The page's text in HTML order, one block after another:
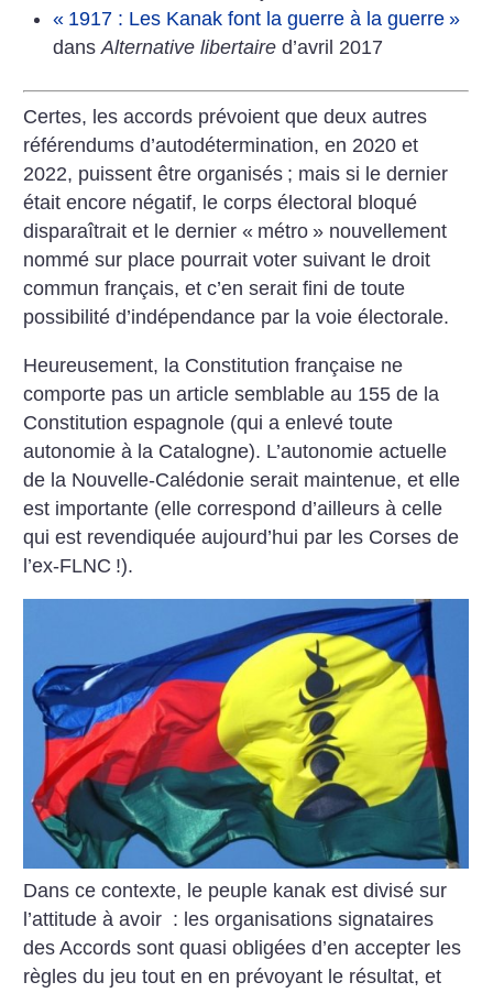
« 1917 : Les Kanak font la guerre à la guerre »
dans Alternative libertaired’avril 2017
Certes, les accords prévoient que deux autres
référendums d’autodétermination, en 2020 et
2022, puissent être organisés ; mais si le dernier
était encore négatif, le corps électoral bloqué
disparaîtrait et le dernier « métro » nouvellement
nommé sur place pourrait voter suivant le droit
commun français, et c’en serait fini de toute
possibilité d’indépendance par la voie électorale.
Heureusement, la Constitution française ne
comporte pas un article semblable au 155 de la
Constitution espagnole (qui a enlevé toute
autonomie à la Catalogne). L’autonomie actuelle
de la Nouvelle-Calédonie serait maintenue, et elle
est importante (elle correspond d’ailleurs à celle
qui est revendiquée aujourd’hui par les Corses de
l’ex-FLNC !).
Dans ce contexte, le peuple kanak est divisé sur
l’attitude à avoir : les organisations signataires
des Accords sont quasi obligées d’en accepter les
règles du jeutout en en prévoyant le résultat, et